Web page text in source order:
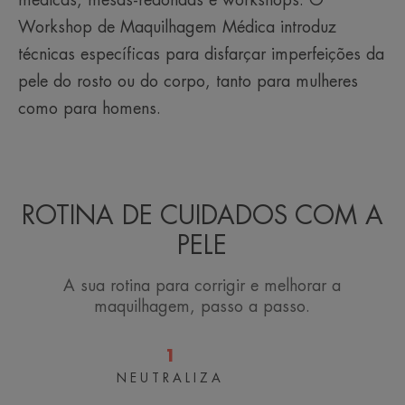
Workshop de Maquilhagem Médica introduz
técnicas específicas para disfarçar imperfeições da
pele do rosto ou do corpo, tanto para mulheres
como para homens.
ROTINA DE CUIDADOS COM A
PELE
A sua rotina para corrigir e melhorar a
maquilhagem, passo a passo.
1
Stick
NEUTRALIZA